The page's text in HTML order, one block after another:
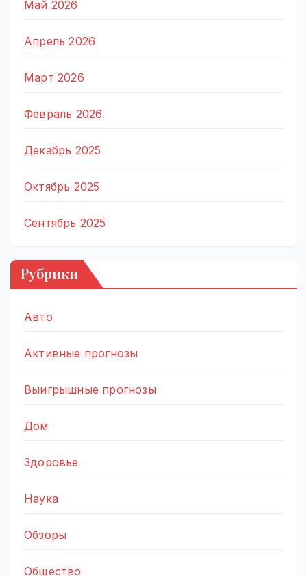
Май 2026
Апрель 2026
Март 2026
Февраль 2026
Декабрь 2025
Октябрь 2025
Сентябрь 2025
Рубрики
Авто
Активные прогнозы
Выигрышные прогнозы
Дом
Здоровье
Наука
Обзоры
Общество